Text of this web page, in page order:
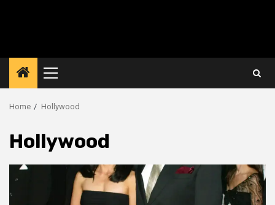
Primary
Menu
Home Hollywood
Hollywood